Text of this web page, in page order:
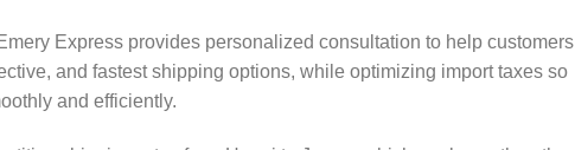
Express provides personalized consultation to help customers
and fastest shipping options, while optimizing import taxes so
and efficiently.